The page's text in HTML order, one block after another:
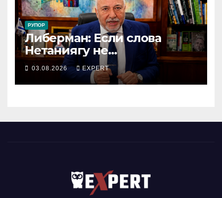
РУПОР
Либерман: Если слова
Нетаниягу не
предвыборный трюк, пусть
докажет это делом
03.08.2026 EXPERT